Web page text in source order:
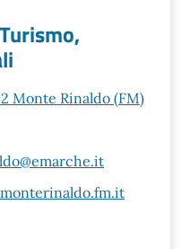
Monte Rinaldo (FM)